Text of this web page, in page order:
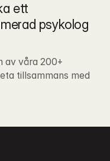
ett
psykolog
av våra 200+
tillsammans med